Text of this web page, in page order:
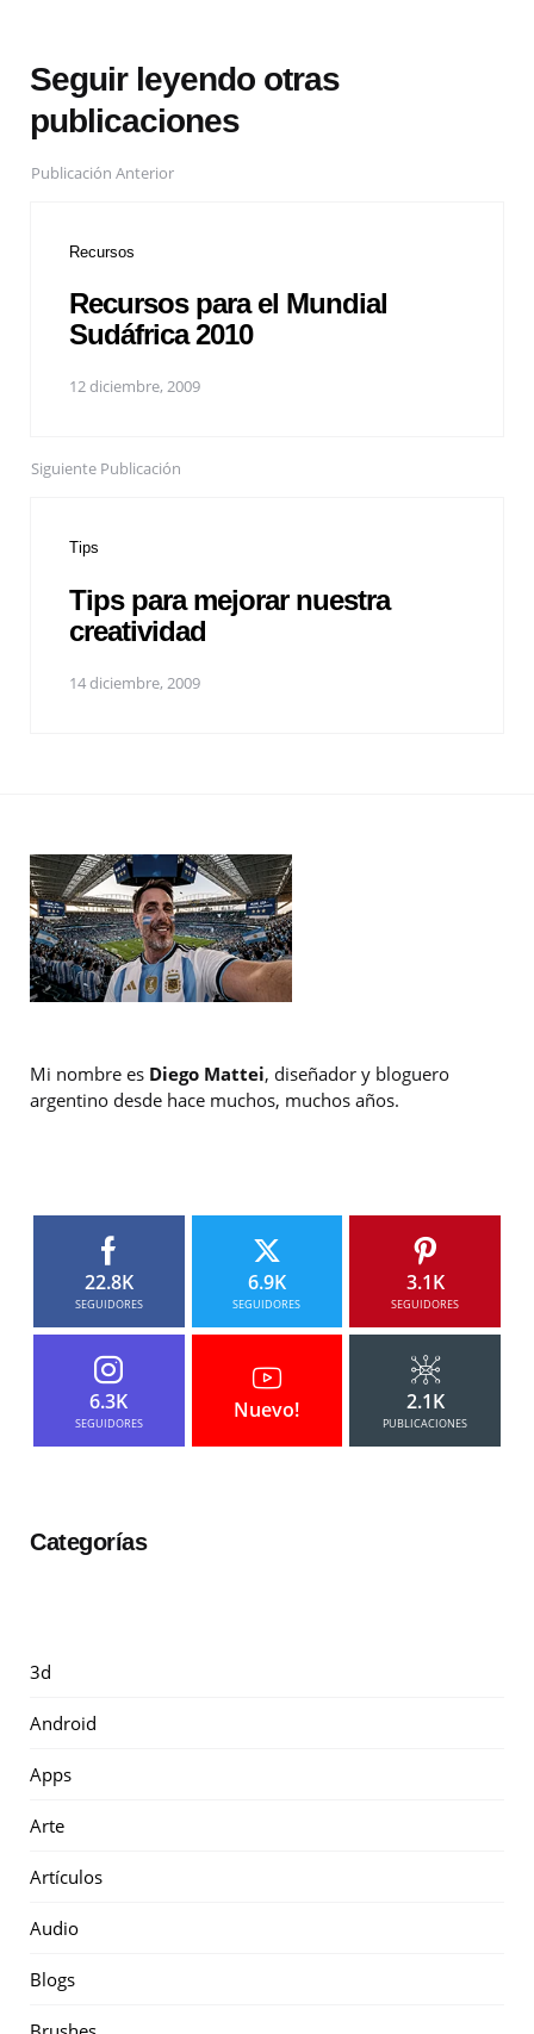
Seguir leyendo otras
publicaciones
Publicación Anterior
Recursos
Recursos para el Mundial
Sudáfrica 2010
12 diciembre, 2009
Siguiente Publicación
Tips
Tips para mejorar nuestra
creatividad
14 diciembre, 2009
Mi nombre es Diego Mattei, diseñador y bloguero
argentino desde hace muchos, muchos años.
22.8K
SEGUIDORES
6.9K
SEGUIDORES
3.1K
SEGUIDORES
6.3K
SEGUIDORES
Nuevo! 2.1K
PUBLICACIONES
Categorías
3d
Android
Apps
Arte
Artículos
Audio
Blogs